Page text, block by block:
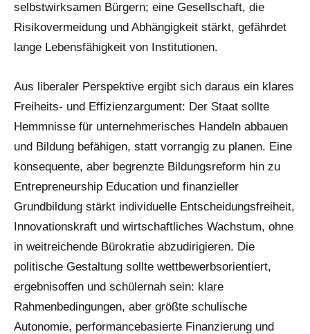
selbstwirksamen Bürgern; eine Gesellschaft, die
Risikovermeidung und Abhängigkeit stärkt, gefährdet
lange Lebensfähigkeit von Institutionen.
Aus liberaler Perspektive ergibt sich daraus ein klares
Freiheits- und Effizienzargument: Der Staat sollte
Hemmnisse für unternehmerisches Handeln abbauen
und Bildung befähigen, statt vorrangig zu planen. Eine
konsequente, aber begrenzte Bildungsreform hin zu
Entrepreneurship Education und finanzieller
Grundbildung stärkt individuelle Entscheidungsfreiheit,
Innovationskraft und wirtschaftliches Wachstum, ohne
in weitreichende Bürokratie abzudirigieren. Die
politische Gestaltung sollte wettbewerbsorientiert,
ergebnisoffen und schülernah sein: klare
Rahmenbedingungen, aber größte schulische
Autonomie, performancebasierte Finanzierung und